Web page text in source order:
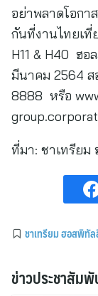
อย่าพลาดโอกา
กันที่งานไทยเที่
H11 & H40 ฮอ
มีนาคม 2564 ส
8888 หรือ
ที่มา: ชาเทรียม
ชาเทรียม ฮอสพิทั
ข่าวประชาสัม